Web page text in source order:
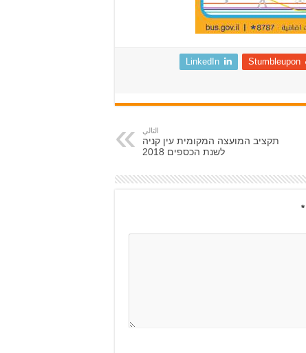
Stumbleupon
LinkedIn
التالي
תקציב המועצה המקומית עין קניה
לשנת הכספים 2018
*